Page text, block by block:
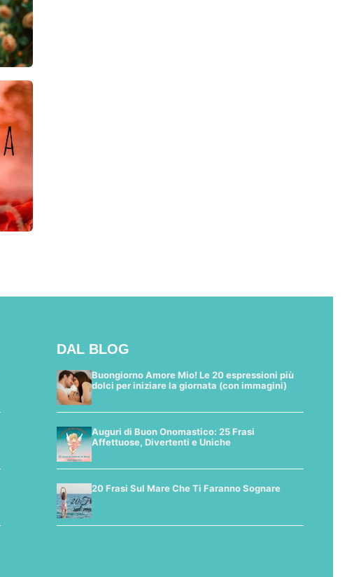
DAL BLOG
Buongiorno Amore Mio! Le 20 espressioni più
dolci per iniziare la giornata (con immagini)
Auguri di Buon Onomastico: 25 Frasi
Affettuose, Divertenti e Uniche
20 Frasi Sul Mare Che Ti Faranno Sognare